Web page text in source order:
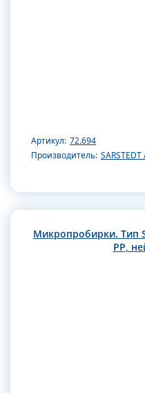
Артикул: 72.694
Производитель: SARSTEDT
Микропробирки. Тип
РР,